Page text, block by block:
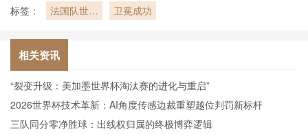
标签：
法国队世界
卫冕成功
相关资讯
“裂变升级：美加墨世界杯淘汰赛的进化与重启”
2026世界杯技术革新：AI角度传感边裁重塑越位判罚新标杆
三队同分零净胜球：出线权归属的终极博弈逻辑